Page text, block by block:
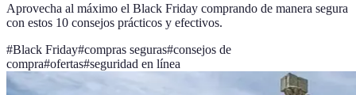
Aprovecha al máximo el Black Friday comprando de manera segura
con estos 10 consejos prácticos y efectivos.
#Black Friday#compras seguras#consejos de
compra#ofertas#seguridad en línea